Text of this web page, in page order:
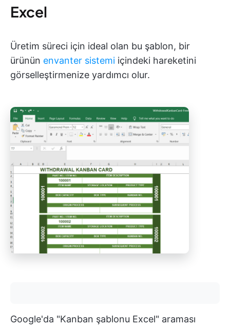
Excel
Üretim süreci için ideal olan bu şablon, bir
ürünün envanter sistemi içindeki hareketini
görselleştirmenize yardımcı olur.
Google'da "Kanban şablonu Excel" araması